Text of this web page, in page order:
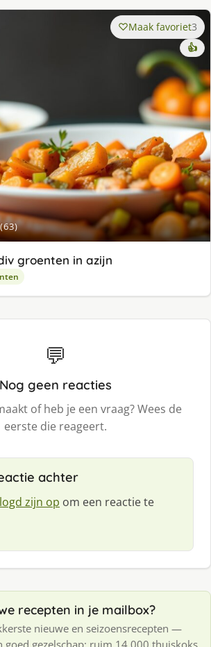
Maak favoriet3
👍
groenten in azijn
💬
Nog geen reacties
of heb je een vraag? Wees de
eerste die reageert.
achter
zijn op om een reactie te
recepten in je mailbox?
nieuwe en seizoensrecepten —